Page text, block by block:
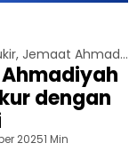
Sejarah Terukir, Jemaat Ahmadiyah Bawang Sambut Tasyakur dengan Jalan Santai
dengan
20251 Min